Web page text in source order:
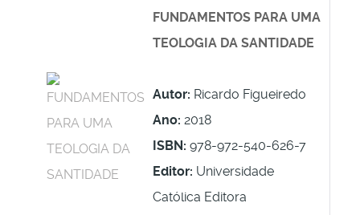
FUNDAMENTOS PARA UMA
TEOLOGIA DA SANTIDADE
Autor: Ricardo Figueiredo
Ano: 2018
ISBN: 978-972-540-626-7
Editor: Universidade
Católica Editora